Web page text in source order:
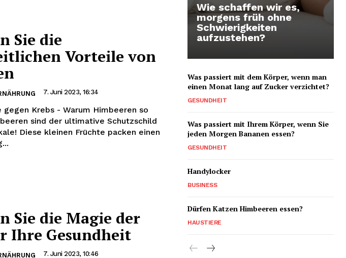
Sie die
Vorteile von
7. Juni 2023, 16:34
gegen Krebs - Warum Himbeeren so
sind der ultimative Schutzschild
Diese kleinen Früchte packen einen
Sie die Magie der
Ihre Gesundheit
7. Juni 2023, 10:46
Wie schaffen wir es,
morgens früh ohne
Schwierigkeiten
aufzustehen?
Was passiert mit dem Körper, wenn man
einen Monat lang auf Zucker verzichtet?
GESUNDHEIT
Was passiert mit Ihrem Körper, wenn Sie
jeden Morgen Bananen essen?
GESUNDHEIT
Handylocker
BUSINESS
Dürfen Katzen Himbeeren essen?
HAUSTIERE